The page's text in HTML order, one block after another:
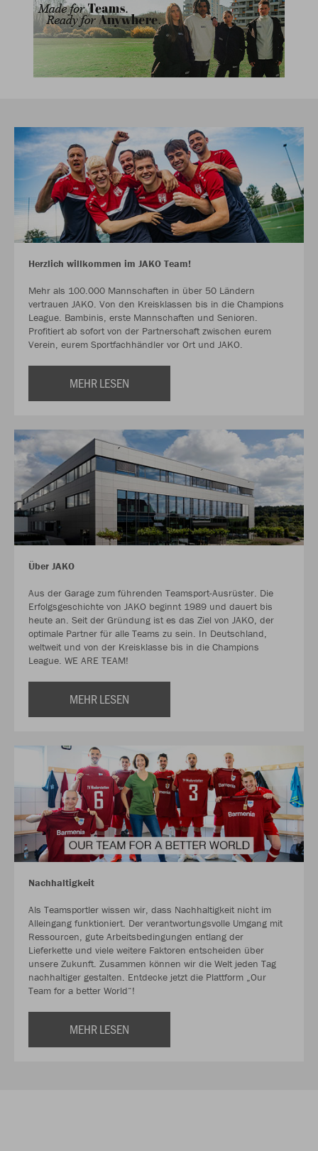
Herzlich willkommen im JAKO Team!
Mehr als 100.000 Mannschaften in über 50 Ländern
vertrauen JAKO. Von den Kreisklassen bis in die Champions
League. Bambinis, erste Mannschaften und Senioren.
Profitiert ab sofort von der Partnerschaft zwischen eurem
Verein, eurem Sportfachhändler vor Ort und JAKO.
MEHR LESEN
Über JAKO
Aus der Garage zum führenden Teamsport-Ausrüster. Die
Erfolgsgeschichte von JAKO beginnt 1989 und dauert bis
heute an. Seit der Gründung ist es das Ziel von JAKO, der
optimale Partner für alle Teams zu sein. In Deutschland,
weltweit und von der Kreisklasse bis in die Champions
League. WE ARE TEAM!
MEHR LESEN
Nachhaltigkeit
Als Teamsportler wissen wir, dass Nachhaltigkeit nicht im
Alleingang funktioniert. Der verantwortungsvolle Umgang mit
Ressourcen, gute Arbeitsbedingungen entlang der
Lieferkette und viele weitere Faktoren entscheiden über
unsere Zukunft. Zusammen können wir die Welt jeden Tag
nachhaltiger gestalten. Entdecke jetzt die Plattform „Our
Team for a better World“!
MEHR LESEN